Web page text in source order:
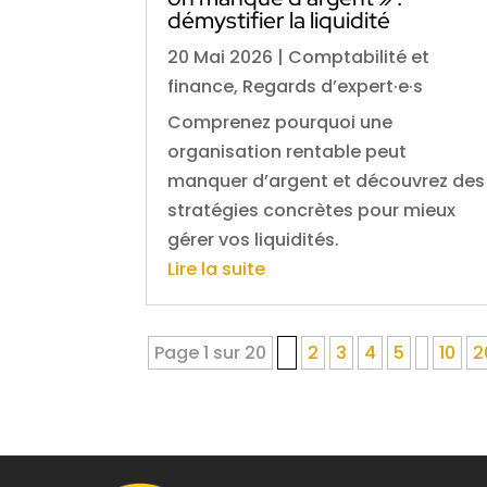
démystifier la liquidité
20 Mai 2026 | Comptabilité et
finance, Regards d’expert·e·s
Comprenez pourquoi une
organisation rentable peut
manquer d’argent et découvrez des
stratégies concrètes pour mieux
gérer vos liquidités.
Lire la suite
Page 1 sur 20 2 3 4 5 10